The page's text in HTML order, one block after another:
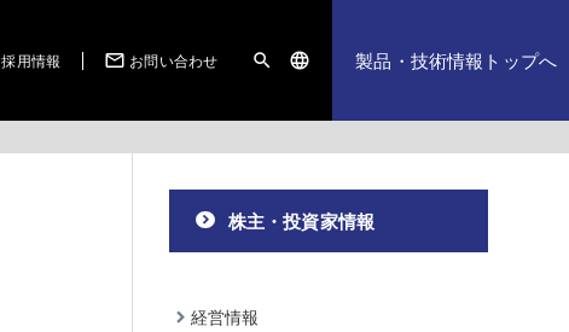
採用情報 mail_outline お問い合わせ search language 製品・技術情報トップへ
株主・投資家情報
経営情報